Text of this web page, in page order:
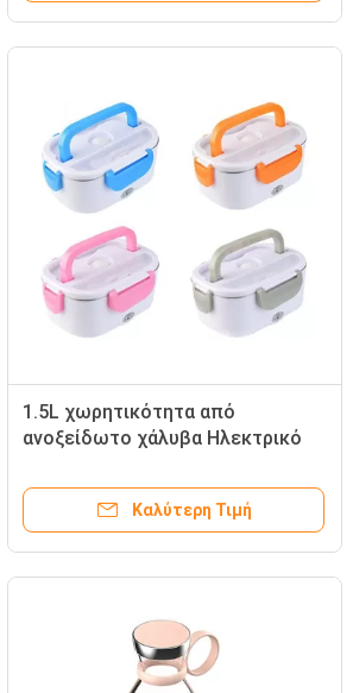
1.5L χωρητικότητα από
ανοξείδωτο χάλυβα Ηλεκτρικό
για τα γεύματα σας On-the-go
Καλύτερη Τιμή